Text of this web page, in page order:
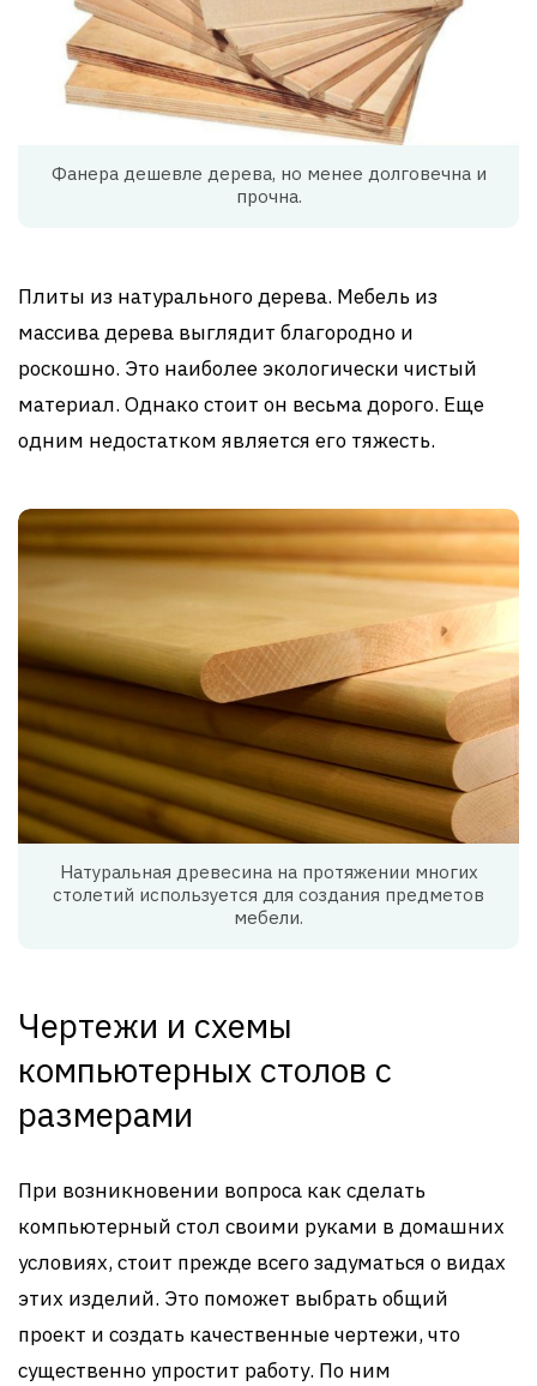
Фанера дешевле дерева, но менее долговечна и
прочна.
Плиты из натурального дерева. Мебель из
массива дерева выглядит благородно и
роскошно. Это наиболее экологически чистый
материал. Однако стоит он весьма дорого. Еще
одним недостатком является его тяжесть.
Натуральная древесина на протяжении многих
столетий используется для создания предметов
мебели.
Чертежи и схемы
компьютерных столов с
размерами
При возникновении вопроса как сделать
компьютерный стол своими руками в домашних
условиях, стоит прежде всего задуматься о видах
этих изделий. Это поможет выбрать общий
проект и создать качественные чертежи, что
существенно упростит работу. По ним